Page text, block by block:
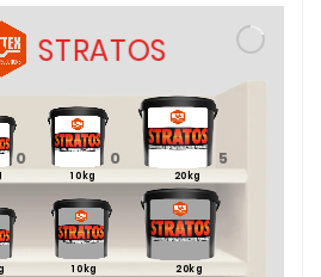
STRATOS
20kg
20kg
10kg
10kg
0
10
0
0 10
5